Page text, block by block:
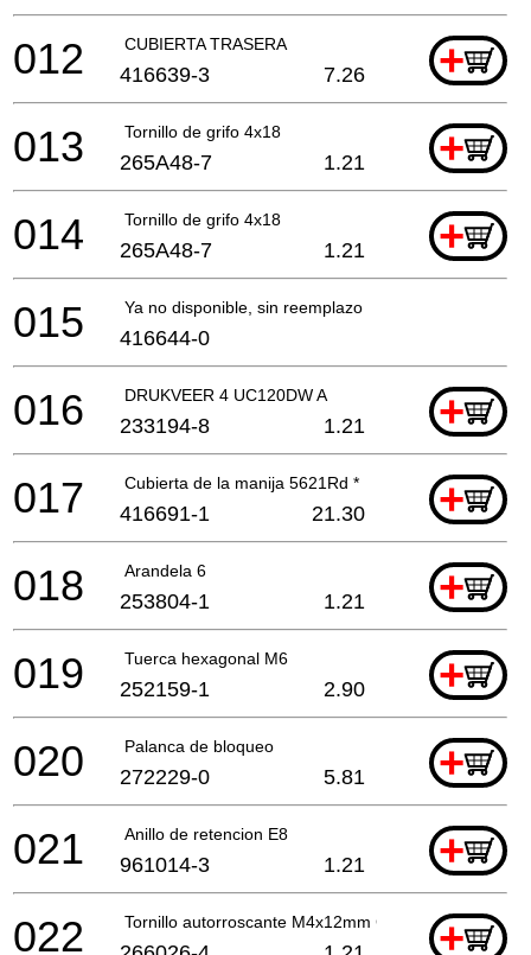
CUBIERTA TRASERA +
012 416639-3 7.26
Tornillo de grifo 4x18 +
013 265A48-7 1.21
Tornillo de grifo 4x18 +
014 265A48-7 1.21
Ya no disponible, sin reemplazo
015 416644-0
DRUKVEER 4 UC120DW A +
016 233194-8 1.21
Cubierta de la manija 5621Rd * +
017 416691-1 21.30
Arandela 6 +
018 253804-1 1.21
Tuerca hexagonal M6 +
019 252159-1 2.90
Palanca de bloqueo +
020 272229-0 5.81
Anillo de retencion E8 +
021 961014-3 1.21
Tornillo autorroscante M4x12mm Ck +
022